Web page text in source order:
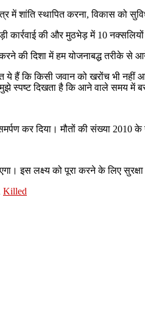
शांति स्थापित करना, विकास को
की और मुठभेड़ में 10 नक्सलियों
की दिशा में हम योजनाबद्ध तरीके से
हैं कि किसी जवान को खरोंच भी नहीं
मुझे स्पष्ट दिखता है कि आने वाले समय
कर दिया। मौतों की संख्या 2010
इस लक्ष्य को पूरा करने के लिए
Killed